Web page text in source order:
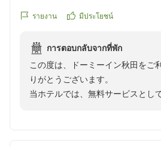
reviewId=33123478531250
รายงาน มีประโยชน์
การตอบกลับจากที่พัก
この度は、ドーミーイン秋田をご
りがとうございます。
当ホテルでは、無料サービスとし